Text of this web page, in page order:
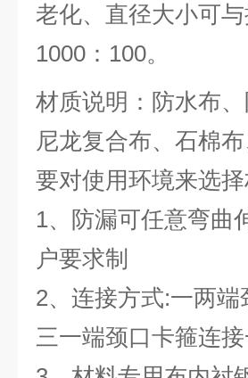
老化、直径大小可
1000：100。
材质说明：防水布
尼龙复合布、石棉
要对使用环境来选择
1、防漏可任意弯曲
户要求制
2、连接方式:一两
三一端颈口卡箍连